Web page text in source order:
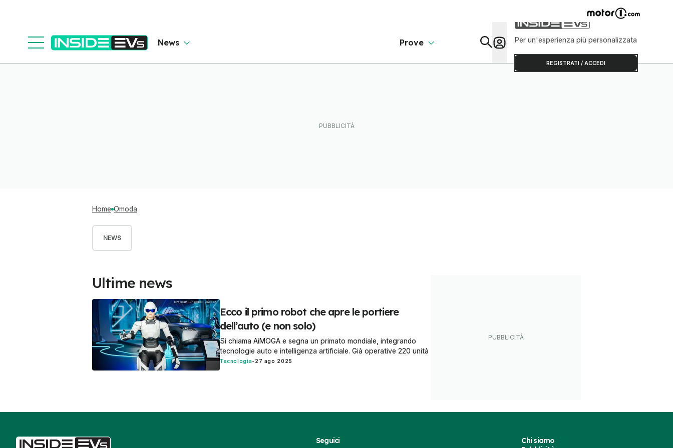
News Prove Per un'esperienza più personalizzata
REGISTRATI / ACCEDI
Home Omoda
NEWS
Ultime news
Ecco il primo robot che apre le portiere
dell’auto (e non solo)
Si chiama AiMOGA e segna un primato mondiale, integrando
tecnologie auto e intelligenza artificiale. Già operative 220 unità
Tecnologia- 27 ago 2025
Seguici
Chi siamo